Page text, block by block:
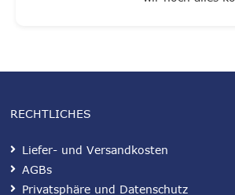
RECHTLICHES
Liefer- und Versandkosten
AGBs
Privatsphäre und Datenschutz